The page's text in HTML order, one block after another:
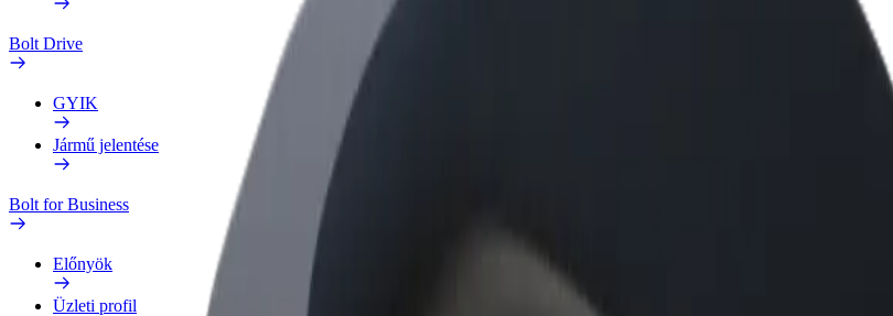
Bolt Drive
GYIK
Jármű jelentése
Bolt for Business
Előnyök
Üzleti profil